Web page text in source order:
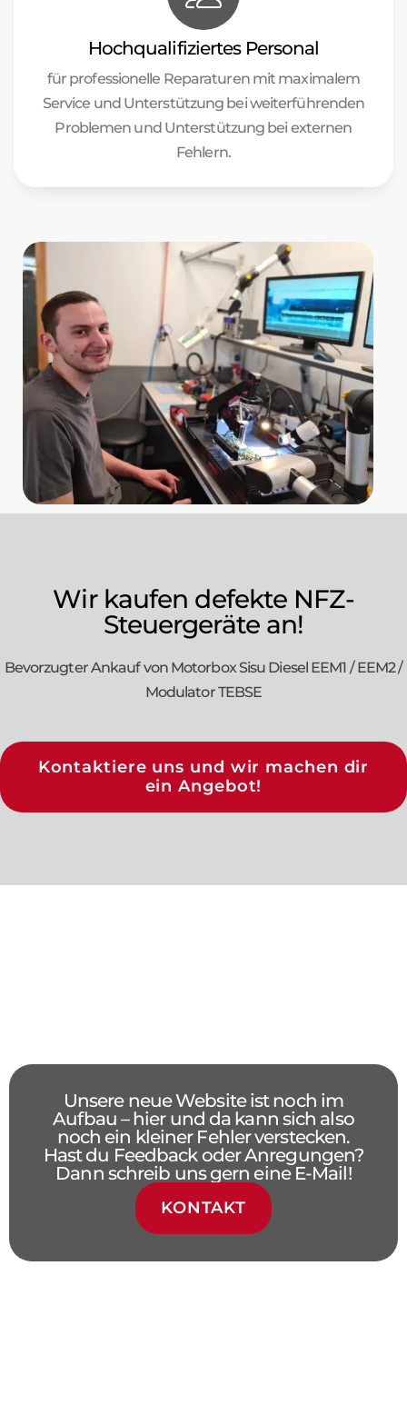
Hochqualifiziertes Personal
für professionelle Reparaturen mit maximalem
Service und Unterstützung bei weiterführenden
Problemen und Unterstützung bei externen
Fehlern.
Wir kaufen defekte NFZ-
Steuergeräte an!
Bevorzugter Ankauf von Motorbox Sisu Diesel EEM1 / EEM2 /
Modulator TEBSE
Kontaktiere uns und wir machen dir
ein Angebot!
Unsere neue Website ist noch im
Aufbau – hier und da kann sich also
noch ein kleiner Fehler verstecken.
Hast du Feedback oder Anregungen?
Dann schreib uns gern eine E-Mail!
KONTAKT